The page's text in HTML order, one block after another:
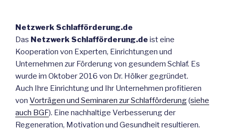
Netzwerk Schlafförderung.de
Das Netzwerk Schlafförderung.de ist eine
Kooperation von Experten, Einrichtungen und
Unternehmen zur Förderung von gesundem Schlaf. Es
wurde im Oktober 2016 von Dr. Hölker gegründet.
Auch Ihre Einrichtung und Ihr Unternehmen profitieren
von Vorträgen und Seminaren zur Schlafförderung(siehe
auch BGF). Eine nachhaltige Verbesserung der
Regeneration, Motivation und Gesundheit resultieren.